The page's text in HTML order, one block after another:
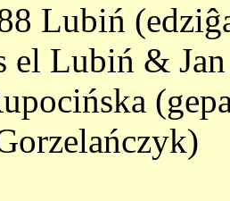
Lubiń
el Lubiń &